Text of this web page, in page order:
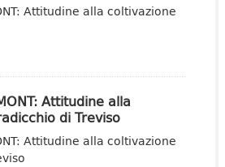
Attitudine alla coltivazione
Attitudine alla
di Treviso
Attitudine alla coltivazione